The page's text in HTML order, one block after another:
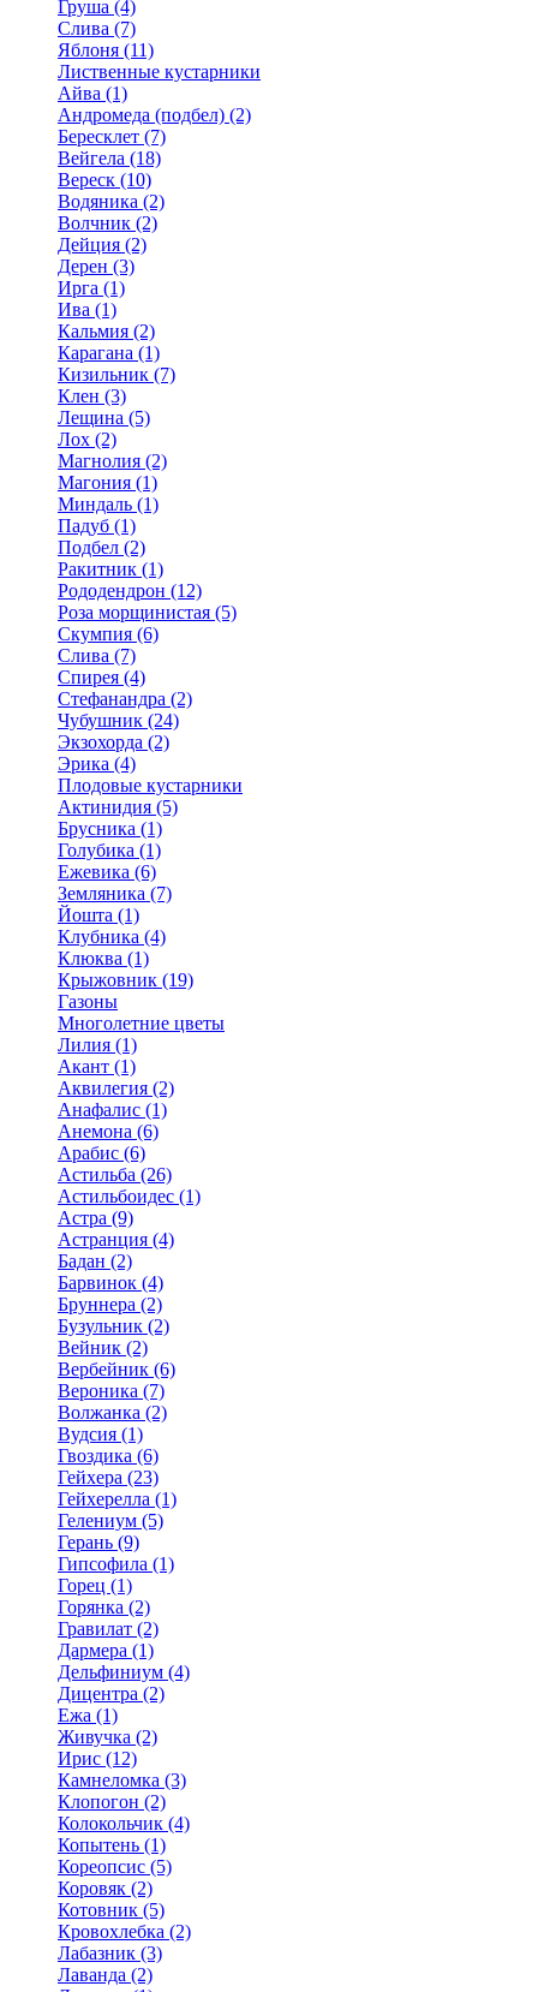
Груша (4)
Слива (7)
Яблоня (11)
Лиственные кустарники
Айва (1)
Андромеда (подбел) (2)
Бересклет (7)
Вейгела (18)
Вереск (10)
Водяника (2)
Волчник (2)
Дейция (2)
Дерен (3)
Ирга (1)
Ива (1)
Кальмия (2)
Карагана (1)
Кизильник (7)
Клен (3)
Лещина (5)
Лох (2)
Магнолия (2)
Магония (1)
Миндаль (1)
Падуб (1)
Подбел (2)
Ракитник (1)
Рододендрон (12)
Роза морщинистая (5)
Скумпия (6)
Слива (7)
Спирея (4)
Стефанандра (2)
Чубушник (24)
Экзохорда (2)
Эрика (4)
Плодовые кустарники
Актинидия (5)
Брусника (1)
Голубика (1)
Ежевика (6)
Земляника (7)
Йошта (1)
Клубника (4)
Клюква (1)
Крыжовник (19)
Газоны
Многолетние цветы
Лилия (1)
Акант (1)
Аквилегия (2)
Анафалис (1)
Анемона (6)
Арабис (6)
Астильба (26)
Астильбоидес (1)
Астра (9)
Астранция (4)
Бадан (2)
Барвинок (4)
Бруннера (2)
Бузульник (2)
Вейник (2)
Вербейник (6)
Вероника (7)
Волжанка (2)
Вудсия (1)
Гвоздика (6)
Гейхера (23)
Гейхерелла (1)
Гелениум (5)
Герань (9)
Гипсофила (1)
Горец (1)
Горянка (2)
Гравилат (2)
Дармера (1)
Дельфиниум (4)
Дицентра (2)
Ежа (1)
Живучка (2)
Ирис (12)
Камнеломка (3)
Клопогон (2)
Колокольчик (4)
Копытень (1)
Кореопсис (5)
Коровяк (2)
Котовник (5)
Кровохлебка (2)
Лабазник (3)
Лаванда (2)